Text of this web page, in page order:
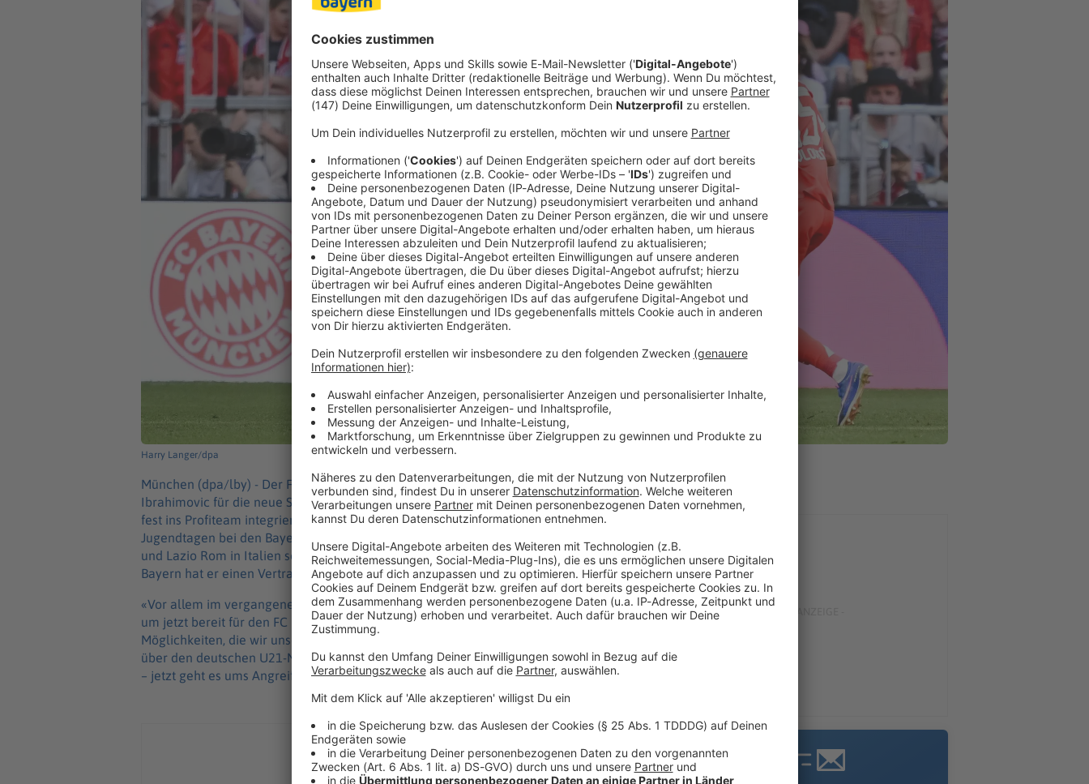
Harry Langer/dpa
München (dpa/lby) - Der FC Bayern München plant mit Nachwuchsspieler Arijon
Ibrahimovic für die neue Saison. Der 20-Jährige soll beim deutschen Fußball-Rekordmeister
fest ins Profiteam integriert werden, wie der Verein mitteilte. Der Offensivakteur ist seit
Jugendtagen bei den Bayern, war in den vergangenen drei Spielzeiten aber an Frosinone
und Lazio Rom in Italien sowie vorige Saison an den 1. FC Heidenheim ausgeliehen. Bei
Bayern hat er einen Vertrag bis 2028.
«Vor allem im vergangenen sehr guten Jahr in Heidenheim hat er persönlich viel gelernt,
um jetzt bereit für den FC Bayern zu sein. Seine Entwicklung steht beispielhaft für die
Möglichkeiten, die wir unseren Talenten aufzeigen», sagte Sportdirektor Christoph Freund
über den deutschen U21-Nationalspieler. «Jetzt geht es für ihn nicht mehr allein ums Lernen
– jetzt geht es ums Angreifen, hier beim FC Bayern.»